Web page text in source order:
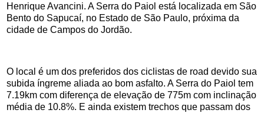
Henrique Avancini. A Serra do Paiol está localizada em São
Bento do Sapucaí, no Estado de São Paulo, próxima da
cidade de Campos do Jordão.
O local é um dos preferidos dos ciclistas de road devido sua
subida íngreme aliada ao bom asfalto. A Serra do Paiol tem
7.19km com diferença de elevação de 775m com inclinação
média de 10.8%. E ainda existem trechos que passam dos